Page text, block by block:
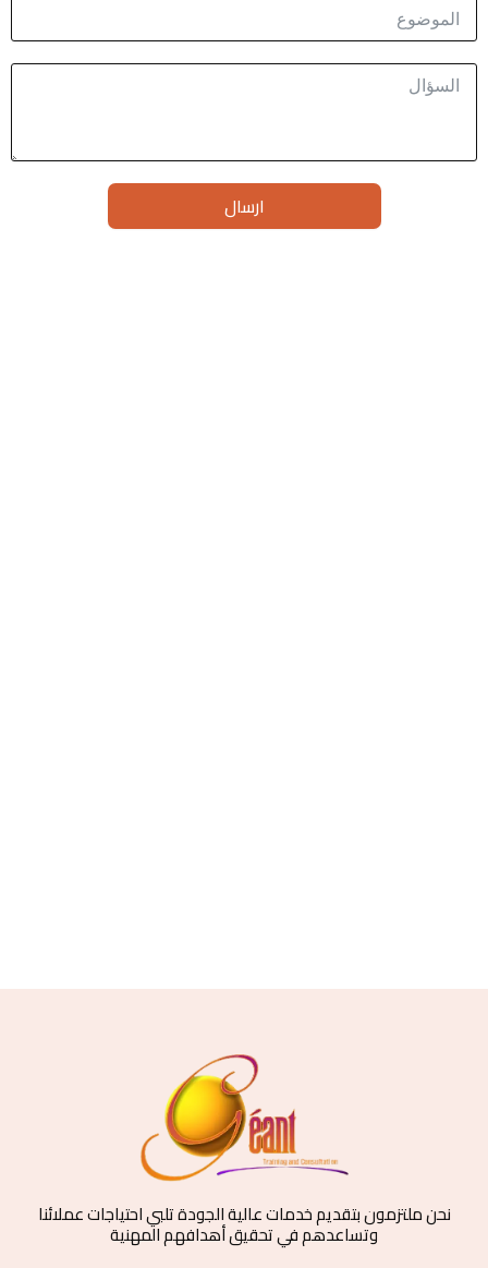
ارسال
نحن ملتزمون بتقديم خدمات عالية الجودة تلبي احتياجات عملائنا
وتساعدهم في تحقيق أهدافهم المهنية